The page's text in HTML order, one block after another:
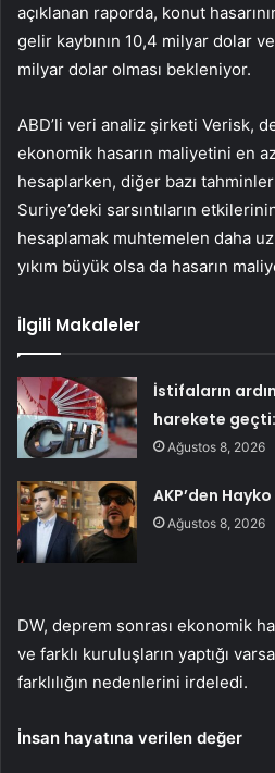
açıklanan raporda, konut
gelir kaybının 10,4 milyar dolar
milyar dolar olması bekleniyor.
ABD’li veri analiz şirketi Verisk,
ekonomik hasarın maliyetini en
hesaplarken, diğer bazı
Suriye’deki sarsıntıların
hesaplamak muhtemelen daha
yıkım büyük olsa da hasarın
İlgili Makaleler
İstifaların
harekete geçti:
Ağustos 8, 2026
AKP’den
Ağustos 8, 2026
DW, deprem sonrası ekonomik
ve farklı kuruluşların yaptığı
farklılığın nedenlerini irdeledi.
İnsan hayatına verilen değer